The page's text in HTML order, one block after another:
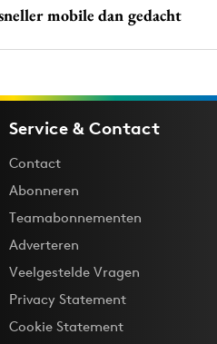
mobile dan gedacht
Service & Contact
Contact
Abonneren
Teamabonnementen
Adverteren
Veelgestelde Vragen
Privacy Statement
Cookie Statement